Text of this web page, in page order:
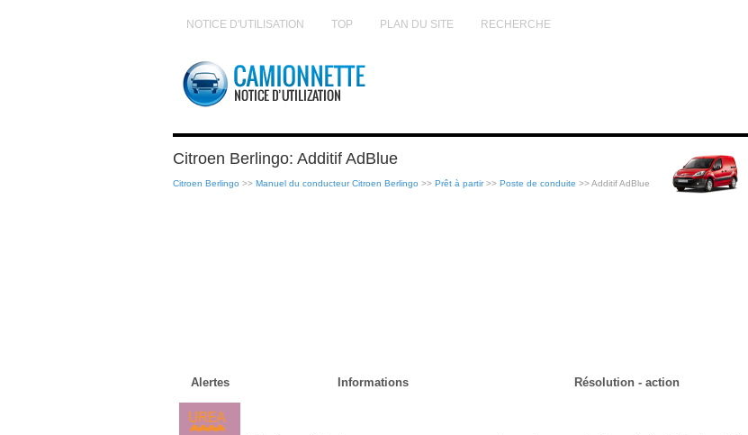
NOTICE D'UTILISATION TOP PLAN DU SITE RECHERCHE
Citroen Berlingo: Additif AdBlue
Citroen Berlingo >> Manuel du conducteur Citroen Berlingo >> Prêt à partir>> Poste de conduite >> Additif AdBlue
Alertes Informations Résolution - action